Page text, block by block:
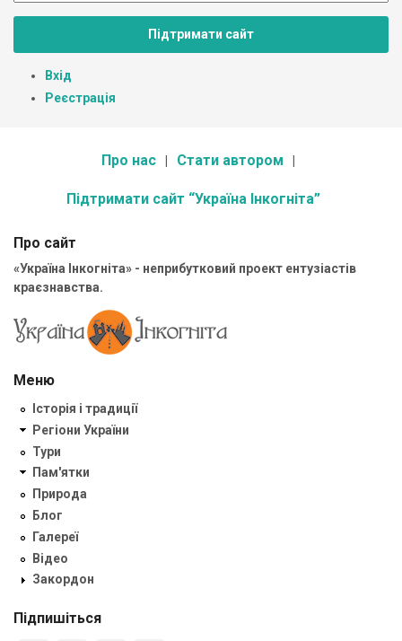
Підтримати сайт
Вхід
Реєстрація
Про нас Стати автором
Підтримати сайт “Україна Інкогніта”
Про сайт
«Україна Інкогніта» - неприбутковий проект ентузіастів
краєзнавства.
Меню
Історія і традиції
Регіони України
Тури
Пам'ятки
Природа
Блог
Галереї
Відео
Закордон
Підпишіться